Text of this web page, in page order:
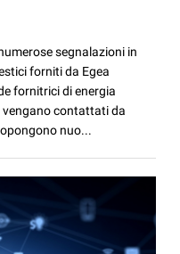
segnalazioni in
forniti da Egea
fornitrici di energia
vengano contattati da
nuo...